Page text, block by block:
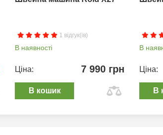
1 відгук(ів)
В наявності
Ціна: 7 990 грн
В кошик
В
Ціна:
В